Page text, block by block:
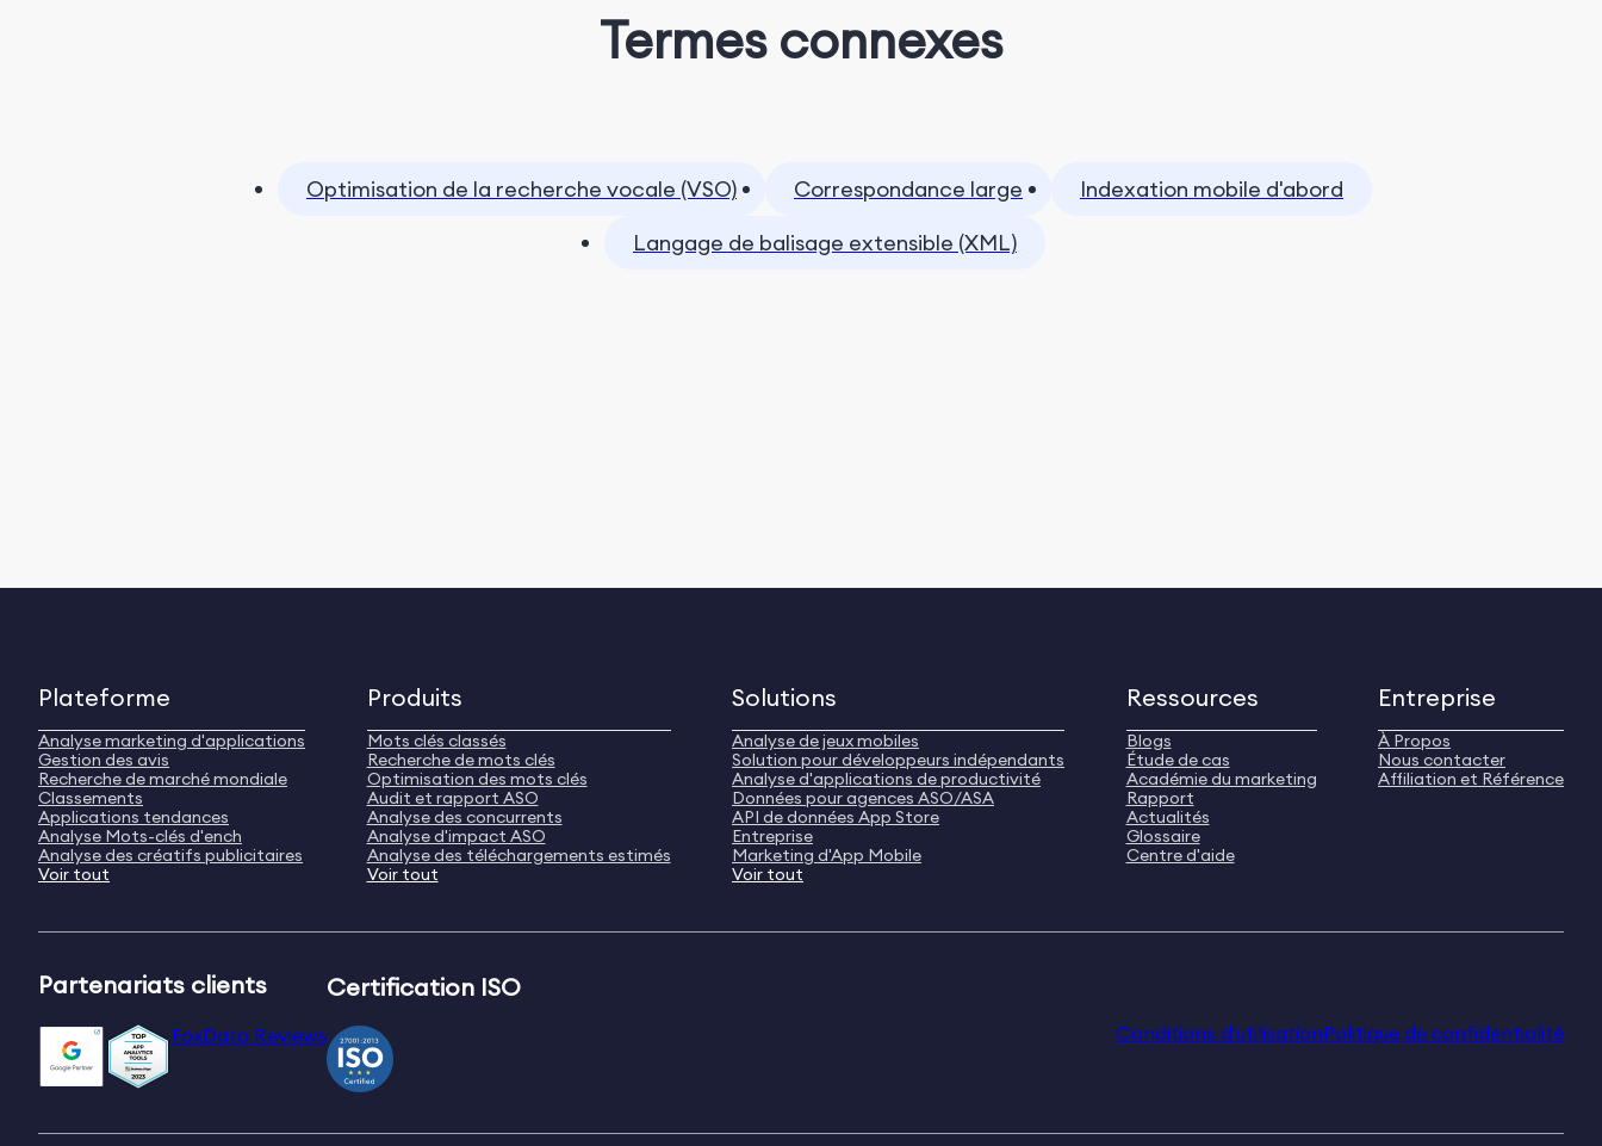
Termes connexes
Optimisation de la recherche vocale (VSO) Correspondance large
Indexation mobile d'abord
Langage de balisage extensible (XML)
Plateforme
Analyse marketing d'applications
Gestion des avis
Recherche de marché mondiale
Classements
Applications tendances
Analyse Mots-clés d'ench
Analyse des créatifs publicitaires
Voir tout
Produits
Mots clés classés
Recherche de mots clés
Optimisation des mots clés
Audit et rapport ASO
Analyse des concurrents
Analyse d'impact ASO
Analyse des téléchargements estimés
Voir tout
Solutions
Analyse de jeux mobiles
Solution pour développeurs indépendants
Analyse d'applications de productivité
Données pour agences ASO/ASA
API de données App Store
Entreprise
Marketing d'App Mobile
Voir tout
Ressources
Blogs
Étude de cas
Académie du marketing
Rapport
Actualités
Glossaire
Centre d'aide
Entreprise
À Propos
Nous contacter
Affiliation et Référence
Partenariats clients
FoxData Reviews
Certification ISO
Conditions d'utilisationPolitique de confidentialité